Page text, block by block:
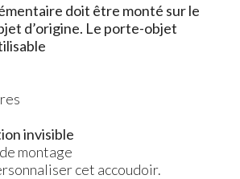
doit être monté sur le
d’origine. Le porte-objet
invisible
montage
cet accoudoir.